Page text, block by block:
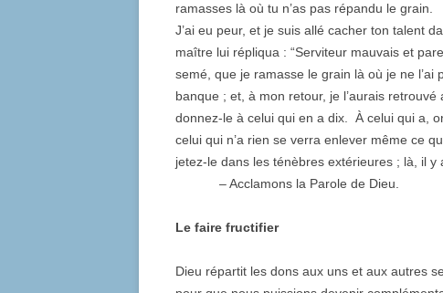
ramasses là où tu n’as pas répandu le grain.
J’ai eu peur, et je suis allé cacher ton talent
maître lui répliqua : “Serviteur mauvais et
semé, que je ramasse le grain là où je ne
banque ; et, à mon retour, je l’aurais
donnez-le à celui qui en a dix. À celui qui a,
celui qui n’a rien se verra enlever même ce
jetez-le dans les ténèbres extérieures ; là, il
– Acclamons la Parole de Dieu.
Le faire fructifier
Dieu répartit les dons aux uns et aux autres